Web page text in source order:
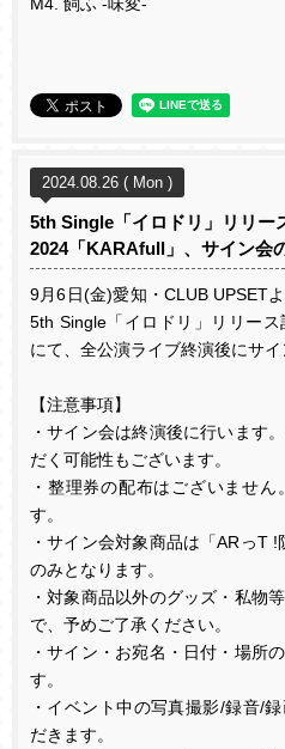
2024.08.26 ( Mon )
5th Single「イロドリ」リリー
2024「KARAfull」、サイン会
9月6日(金)愛知・CLUB UPSET
5th Single「イロドリ」リリース
にて、全公演ライブ終演後にサイ
【注意事項】
・サイン会は終演後に行います
だく可能性もございます。
・整理券の配布はございませ
す。
・サイン会対象商品は「AR っT !
のみとなります。
・対象商品以外のグッズ・私物
で、予めご了承ください。
・サイン・お宛名・日付・場所
す。
・イベント中の写真撮影/録音/録
だきます。